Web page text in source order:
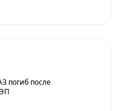
погиб после